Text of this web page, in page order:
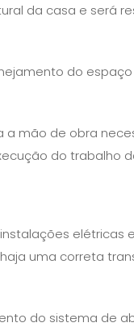
da casa e será
do
mão de obra
do trabalho
uma correta
do sistema de